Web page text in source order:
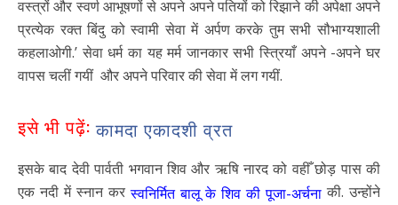
वस्त्रों और स्वर्ण आभूषणों से अपने अपने पतियों को रिझाने की अपेक्षा अपने
प्रत्येक रक्त बिंदु को स्वामी सेवा में अर्पण करके तुम सभी सौभाग्यशाली
कहलाओगी.’ सेवा धर्म का यह मर्म जानकार सभी स्त्रियाँ अपने -अपने घर
वापस चलीं गयीं और अपने परिवार की सेवा में लग गयीं.
इसे भी पढ़ें:कामदा एकादशी व्रत
इसके बाद देवी पार्वती भगवान शिव और ऋषि नारद को वहीँ छोड़ पास की
एक नदी में स्नान करस्वनिर्मित बालू के शिव की पूजा-अर्चना की. उन्होंने